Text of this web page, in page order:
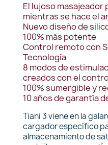
El lujoso masajeador
mientras se hace el
Nuevo diseño de
100% más potente
Control remoto con
Tecnología
8 modos de
creados con el
100% sumergible y
10 años de garantía
Tiani 3 viene en la
cargador específico
almacenamiento de